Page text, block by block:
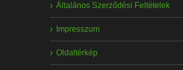
Általános Szerződési Feltételek
Impresszum
Oldaltérkép